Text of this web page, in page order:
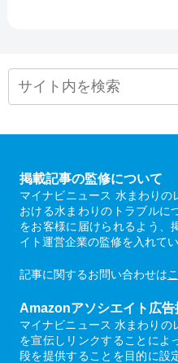
掲載記事の監修について
マイナビニュース 水まわりの
おける水まわりのトラブルに
をお客様に届けられるよう、
イト運営企業の監修を入れてい
記事に関するお問い合わせは
Amazonアソシエイト広告
マイナビニュース 水まわり
を宣伝しリンクすることによ
段を提供することを目的に設